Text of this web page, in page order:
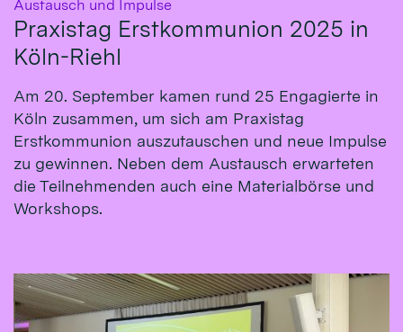
Austausch und Impulse
Praxistag Erstkommunion 2025 in
Köln-Riehl
Am 20. September kamen rund 25 Engagierte in
Köln zusammen, um sich am Praxistag
Erstkommunion auszutauschen und neue Impulse
zu gewinnen. Neben dem Austausch erwarteten
die Teilnehmenden auch eine Materialbörse und
Workshops.